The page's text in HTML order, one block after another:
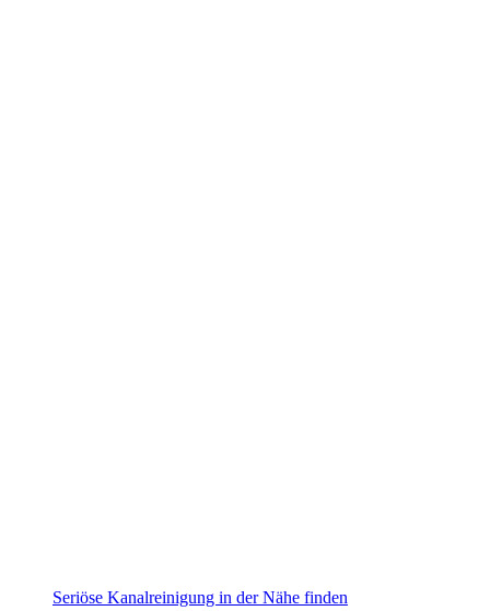
Seriöse Kanalreinigung in der Nähe finden